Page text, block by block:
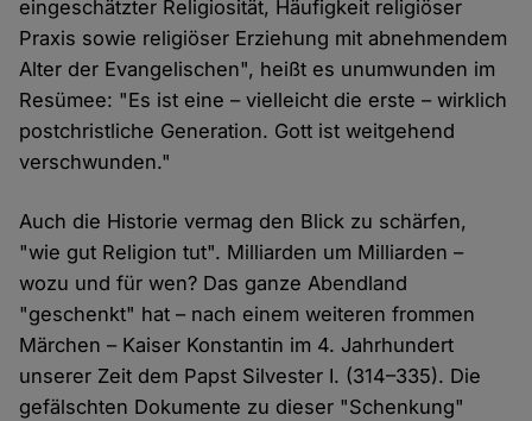
eingeschätzter Religiosität, Häufigkeit religiöser
Praxis sowie religiöser Erziehung mit abnehmendem
Alter der Evangelischen", heißt es unumwunden im
Resümee: "Es ist eine – vielleicht die erste – wirklich
postchristliche Generation. Gott ist weitgehend
verschwunden."
Auch die Historie vermag den Blick zu schärfen,
"wie gut Religion tut". Milliarden um Milliarden –
wozu und für wen? Das ganze Abendland
"geschenkt" hat – nach einem weiteren frommen
Märchen – Kaiser Konstantin im 4. Jahrhundert
unserer Zeit dem Papst Silvester I. (314–335). Die
gefälschten Dokumente zu dieser "Schenkung"